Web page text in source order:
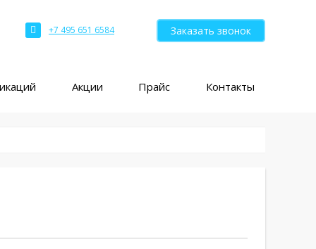
+7 495 651 6584 Заказать звонок
Акции Прайс Контакты